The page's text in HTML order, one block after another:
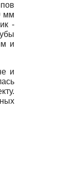
мм
-
и
и